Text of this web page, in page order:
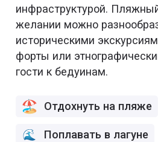
инфраструктурой.
желании можно
историческими
форты или
гости к бедуинам.
Отдохнуть на пляже
Поплавать в лагуне